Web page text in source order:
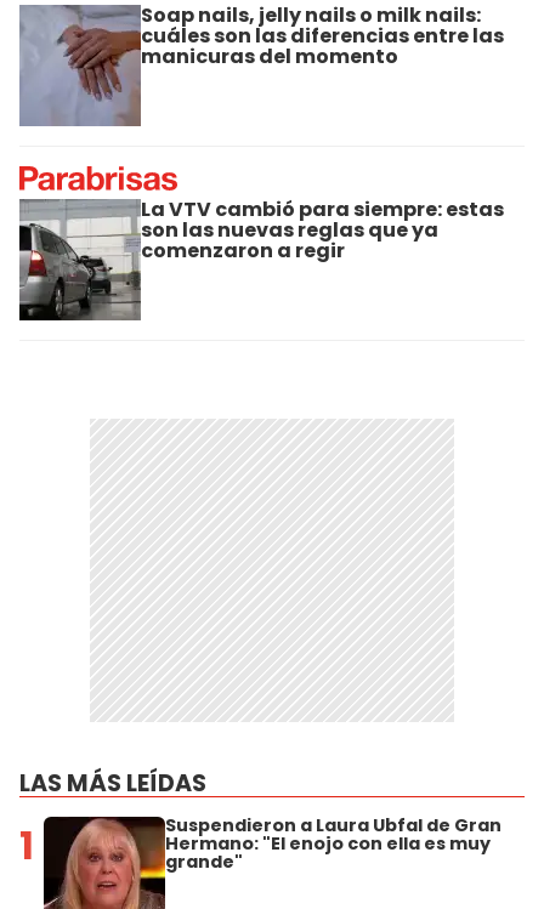
Soap nails, jelly nails o milk nails:
cuáles son las diferencias entre las
manicuras del momento
La VTV cambió para siempre: estas
son las nuevas reglas que ya
comenzaron a regir
LAS MÁS LEÍDAS
1 Suspendieron a Laura Ubfal de Gran
Hermano: "El enojo con ella es muy
grande"